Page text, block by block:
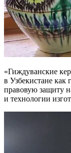
«Гиждуванские
в Узбекистане как
правовую защиту
и технологии